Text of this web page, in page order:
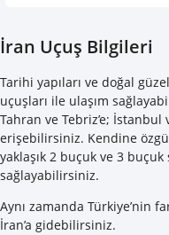
İran Uçuş Bilgileri
Tarihi yapıları ve doğal
uçuşları ile ulaşım
Tahran ve Tebriz’e;
erişebilirsiniz. Kendine
yaklaşık 2 buçuk ve 3
sağlayabilirsiniz.
Aynı zamanda Türkiye’nin
İran’a gidebilirsiniz.